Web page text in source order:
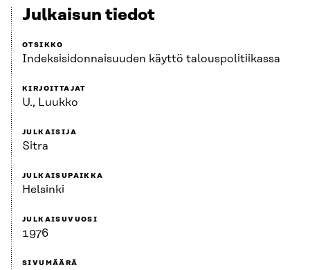
Julkaisun tiedot
OTSIKKO
Indeksisidonnaisuuden käyttö talouspolitiikassa
KIRJOITTAJAT
U., Luukko
JULKAISIJA
Sitra
JULKAISUPAIKKA
Helsinki
JULKAISUVUOSI
1976
SIVUMÄÄRÄ